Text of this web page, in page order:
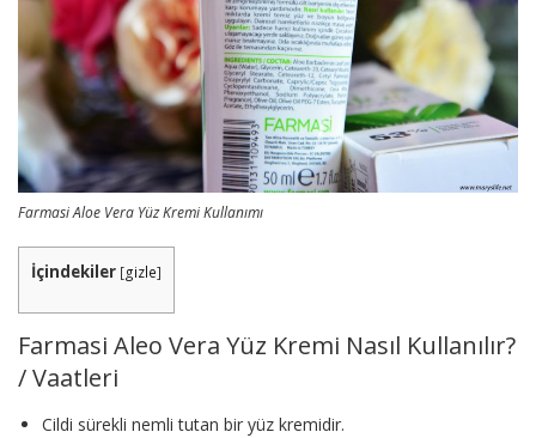
Farmasi Aloe Vera Yüz Kremi Kullanımı
İçindekiler [gizle]
Farmasi Aleo Vera Yüz Kremi Nasıl Kullanılır?
/ Vaatleri
Cildi sürekli nemli tutan bir yüz kremidir.